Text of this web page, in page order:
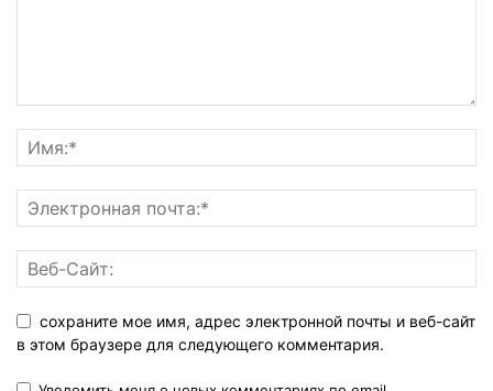
сохраните мое имя, адрес электронной почты и веб-сайт
в этом браузере для следующего комментария.